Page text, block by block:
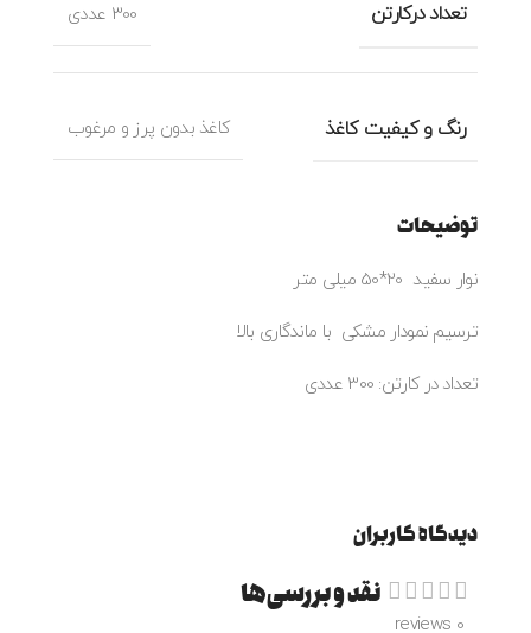
تعداد درکارتن 300 عددی
رنگ و کیفیت کاغذ کاغذ بدون پرز و مرغوب
توضیحات
نوار سفید 20*50 میلی متر
ترسیم نمودار مشکی با ماندگاری بالا
تعداد در کارتن: 300 عددی
دیدگاه کاربران
0 reviews
نقد و بررسی‌ها